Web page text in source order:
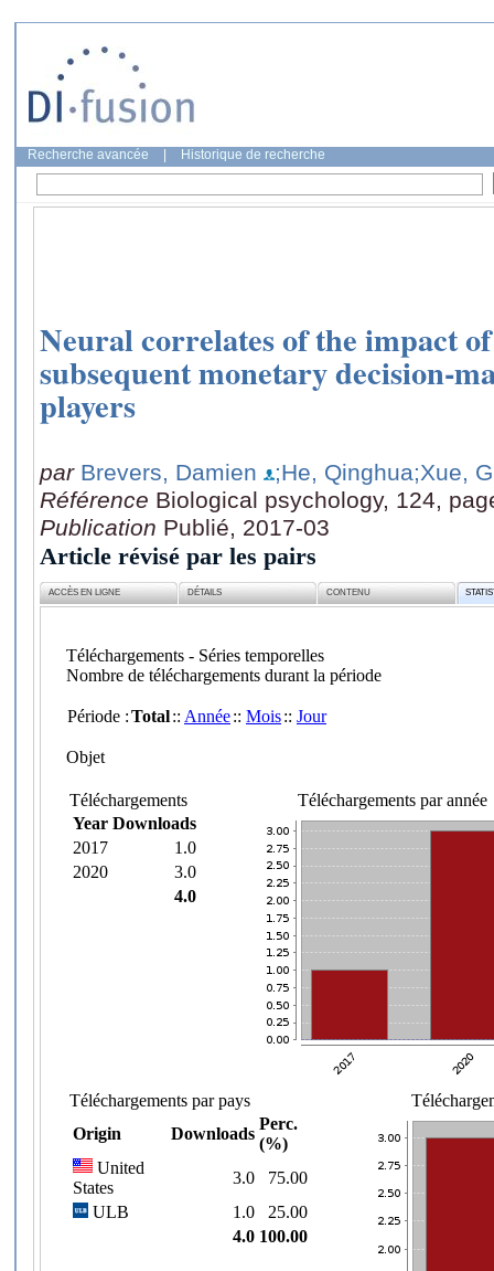
Recherche avancée Historique de recherche
Neural correlates of the impact
subsequent monetary decision-
players
par Brevers, Damien ;He, Qinghua;Xue,
Référence Biological psychology, 124,
Publication Publié, 2017-03
Article révisé par les pairs
ACCÈS EN LIGNE DÉTAILS CONTENU